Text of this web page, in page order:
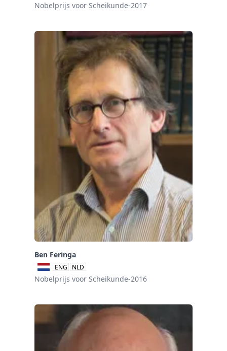
Nobelprijs voor Scheikunde-2017
Ben Feringa
ENG NLD
Nobelprijs voor Scheikunde-2016